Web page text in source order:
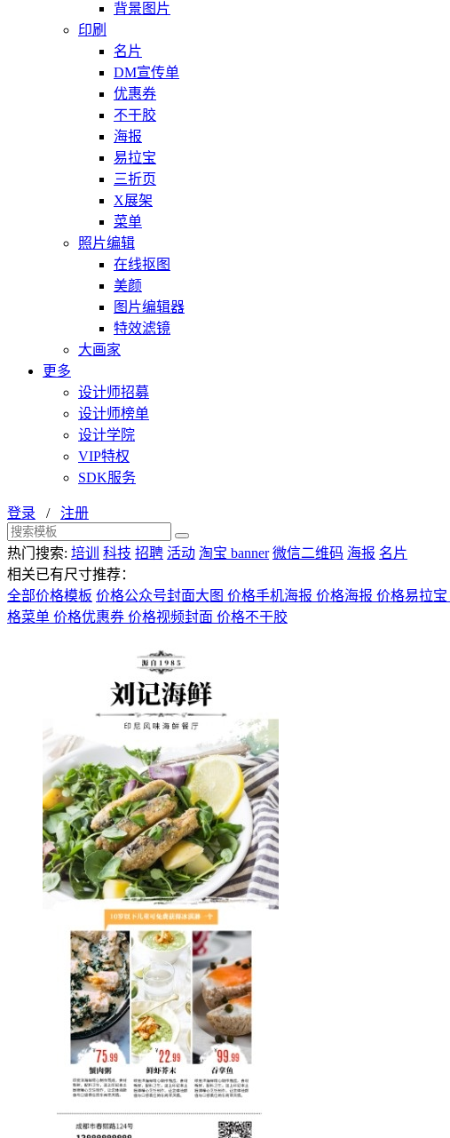
背景图片
印刷
名片
DM宣传单
优惠券
不干胶
海报
易拉宝
三折页
X展架
菜单
照片编辑
在线抠图
美颜
图片编辑器
特效滤镜
大画家
更多
设计师招募
设计师榜单
设计学院
VIP特权
SDK服务
登录 / 注册
热门搜索: 培训 科技 招聘 活动 淘宝 banner 微信二维码 海报 名片
相关已有尺寸推荐：
全部价格模板 价格公众号封面大图 价格手机海报 价格海报 价格易拉宝
格菜单 价格优惠券 价格视频封面 价格不干胶